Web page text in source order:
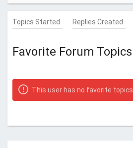
Topics Started Replies Created
Favorite Forum Topics
This user has no favorite topics.